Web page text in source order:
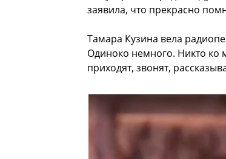
заявила, что прекрасно
Тамара Кузина вела
Одиноко немного. Никто ко
приходят, звонят,